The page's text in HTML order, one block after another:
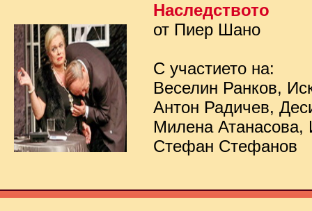
Наследството
от Пиер Шано
С участието на:
Веселин Ранков,
Антон Радичев,
Милена Атанасова,
Стефан Стефанов